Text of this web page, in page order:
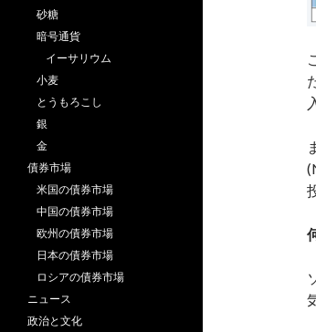
砂糖
暗号通貨
イーサリウム
小麦
とうもろこし
銀
金
債券市場
米国の債券市場
中国の債券市場
欧州の債券市場
日本の債券市場
ロシアの債券市場
ニュース
政治と文化